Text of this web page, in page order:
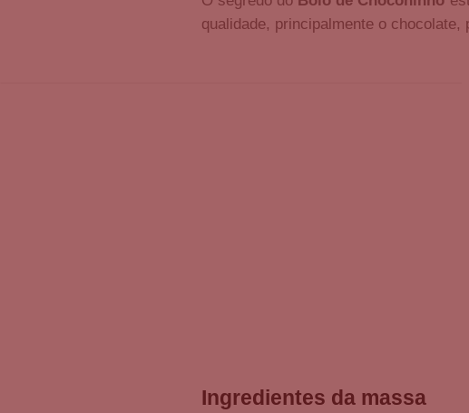
qualidade, principalmente o
Ingredientes da massa